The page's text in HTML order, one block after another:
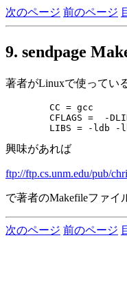
次のページ 前のページ
9. sendpage
著者がLinuxで使ってい
        CC = gcc
CFLAGS =  -
興味があれば
ftp://ftp.cs.unm.edu/pub/
で著者のMakefileファ
次のページ 前のページ